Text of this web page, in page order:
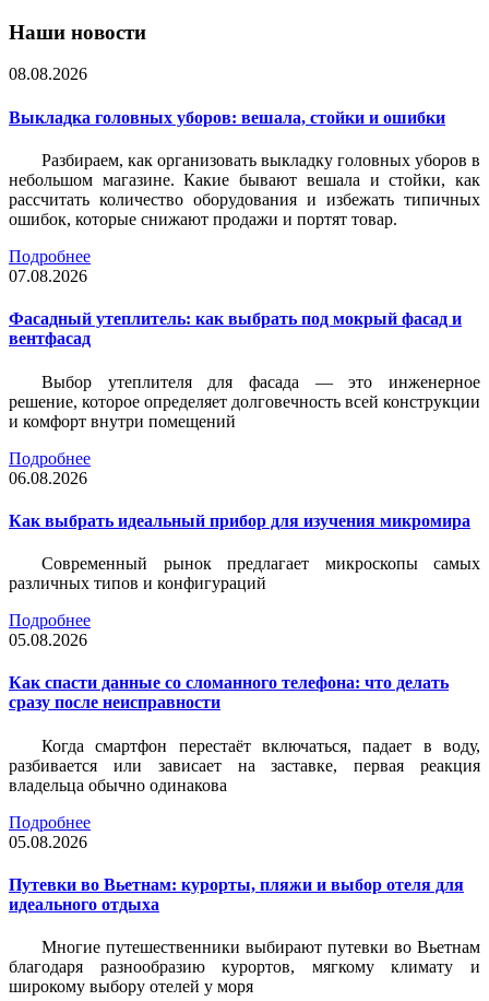
Наши новости
08.08.2026
Выкладка головных уборов: вешала, стойки и ошибки
Разбираем, как организовать выкладку головных уборов в
небольшом магазине. Какие бывают вешала и стойки, как
рассчитать количество оборудования и избежать типичных
ошибок, которые снижают продажи и портят товар.
Подробнее
07.08.2026
Фасадный утеплитель: как выбрать под мокрый фасад и
вентфасад
Выбор утеплителя для фасада — это инженерное
решение, которое определяет долговечность всей конструкции
и комфорт внутри помещений
Подробнее
06.08.2026
Как выбрать идеальный прибор для изучения микромира
Современный рынок предлагает микроскопы самых
различных типов и конфигураций
Подробнее
05.08.2026
Как спасти данные со сломанного телефона: что делать
сразу после неисправности
Когда смартфон перестаёт включаться, падает в воду,
разбивается или зависает на заставке, первая реакция
владельца обычно одинакова
Подробнее
05.08.2026
Путевки во Вьетнам: курорты, пляжи и выбор отеля для
идеального отдыха
Многие путешественники выбирают путевки во Вьетнам
благодаря разнообразию курортов, мягкому климату и
широкому выбору отелей у моря